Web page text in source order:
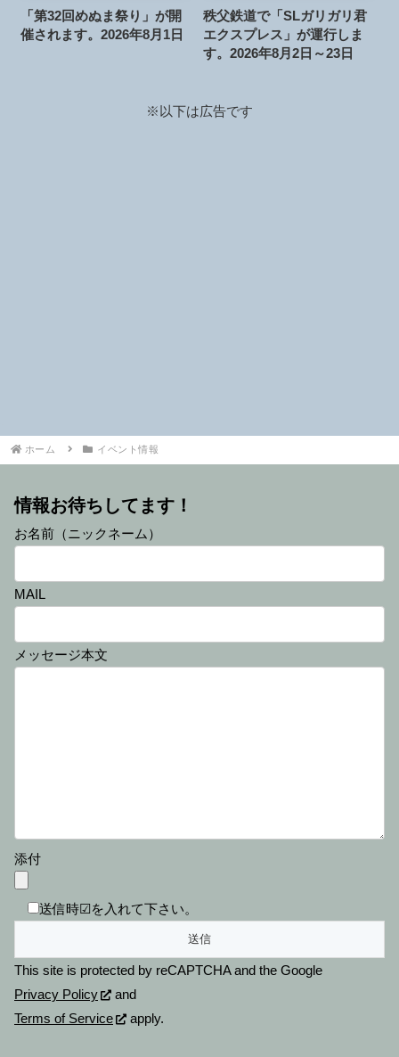
「第32回めぬま祭り」が開
催されます。2026年8月1日
秩父鉄道で「SLガリガリ君
エクスプレス」が運行しま
す。2026年8月2日～23日
※以下は広告です
ホーム イベント情報
情報お待ちしてます！
お名前（ニックネーム）
MAIL
メッセージ本文
添付
送信時☑を入れて下さい。
This site is protected by reCAPTCHA and the Google
Privacy Policy
and
Terms of Service
apply.